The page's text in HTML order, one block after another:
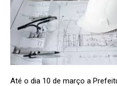
Até o dia 10 de março a